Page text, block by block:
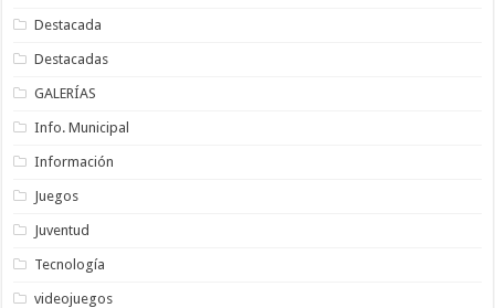
Destacada
Destacadas
GALERÍAS
Info. Municipal
Información
Juegos
Juventud
Tecnología
videojuegos